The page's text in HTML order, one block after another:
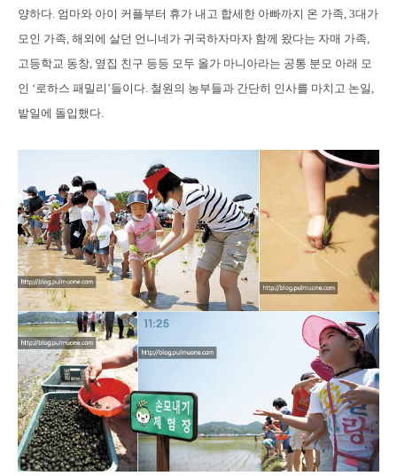
양하다. 엄마와 아이 커플부터 휴가 내고 합세한 아빠까지 온 가족, 3대가
모인 가족, 해외에 살던 언니네가 귀국하자마자 함께 왔다는 자매 가족,
고등학교 동창, 옆집 친구 등등 모두 올가 마니아라는 공통 분모 아래 모
인 ‘로하스 패밀리’들이다. 철원의 농부들과 간단히 인사를 마치고 논일,
밭일에 돌입했다.